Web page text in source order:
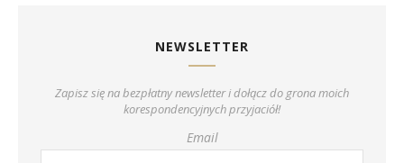
NEWSLETTER
Zapisz się na bezpłatny newsletter i dołącz do grona moich
korespondencyjnych przyjaciół!
Email